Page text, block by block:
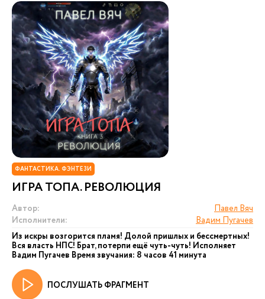
ФАНТАСТИКА. ФЭНТЕЗИ
ИГРА ТОПА. РЕВОЛЮЦИЯ
Автор:
Павел Вяч
Исполнители:
Вадим Пугачев
Из искры возгорится пламя! Долой пришлых и бессмертных!
Вся власть НПС! Брат, потерпи ещё чуть-чуть! Исполняет
Вадим Пугачев Время звучания: 8 часов 41 минута
ПОСЛУШАТЬ ФРАГМЕНТ